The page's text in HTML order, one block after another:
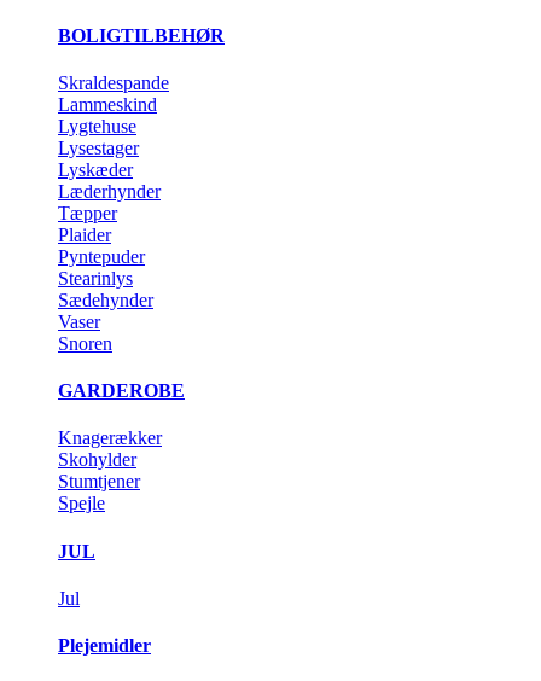
BOLIGTILBEHØR
Skraldespande
Lammeskind
Lygtehuse
Lysestager
Lyskæder
Læderhynder
Tæpper
Plaider
Pyntepuder
Stearinlys
Sædehynder
Vaser
Snoren
GARDEROBE
Knagerækker
Skohylder
Stumtjener
Spejle
JUL
Jul
Plejemidler